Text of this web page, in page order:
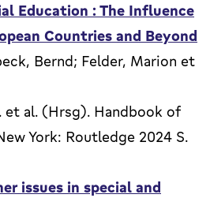
Education : The Influence
Countries and Beyond
Bernd; Felder, Marion et
et al. (Hrsg). Handbook of
York: Routledge 2024 S.
issues in special and